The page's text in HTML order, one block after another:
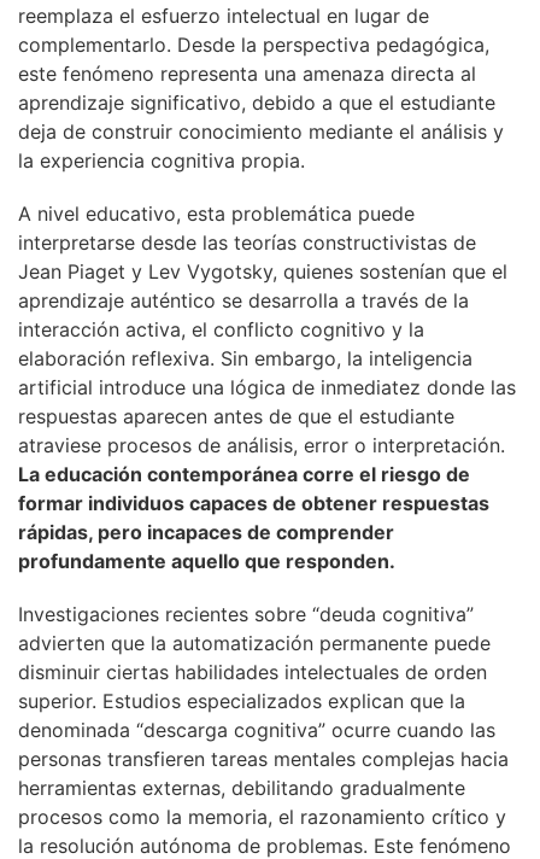
reemplaza el esfuerzo intelectual en lugar de
complementarlo. Desde la perspectiva pedagógica,
este fenómeno representa una amenaza directa al
aprendizaje significativo, debido a que el estudiante
deja de construir conocimiento mediante el análisis y
la experiencia cognitiva propia.
A nivel educativo, esta problemática puede
interpretarse desde las teorías constructivistas de
Jean Piaget y Lev Vygotsky, quienes sostenían que el
aprendizaje auténtico se desarrolla a través de la
interacción activa, el conflicto cognitivo y la
elaboración reflexiva. Sin embargo, la inteligencia
artificial introduce una lógica de inmediatez donde las
respuestas aparecen antes de que el estudiante
atraviese procesos de análisis, error o interpretación.
La educación contemporánea corre el riesgo de
formar individuos capaces de obtener respuestas
rápidas, pero incapaces de comprender
profundamente aquello que responden.
Investigaciones recientes sobre “deuda cognitiva”
advierten que la automatización permanente puede
disminuir ciertas habilidades intelectuales de orden
superior. Estudios especializados explican que la
denominada “descarga cognitiva” ocurre cuando las
personas transfieren tareas mentales complejas hacia
herramientas externas, debilitando gradualmente
procesos como la memoria, el razonamiento crítico y
la resolución autónoma de problemas. Este fenómeno